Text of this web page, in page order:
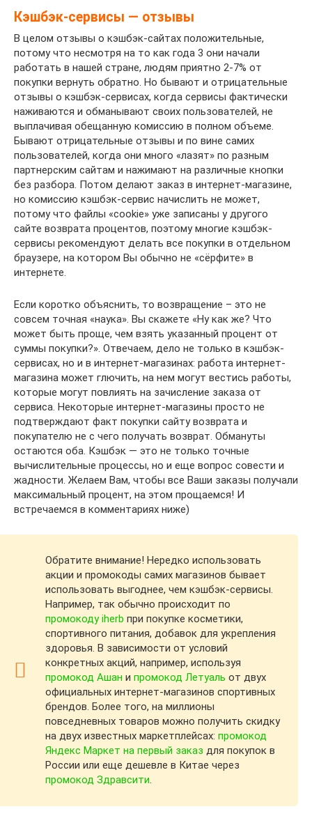
Кэшбэк-сервисы — отзывы
В целом отзывы о кэшбэк-сайтах положительные,
потому что несмотря на то как года 3 они начали
работать в нашей стране, людям приятно 2-7% от
покупки вернуть обратно. Но бывают и отрицательные
отзывы о кэшбэк-сервисах, когда сервисы фактически
наживаются и обманывают своих пользователей, не
выплачивая обещанную комиссию в полном объеме.
Бывают отрицательные отзывы и по вине самих
пользователей, когда они много «лазят» по разным
партнерским сайтам и нажимают на различные кнопки
без разбора. Потом делают заказ в интернет-магазине,
но комиссию кэшбэк-сервис начислить не может,
потому что файлы «cookie» уже записаны у другого
сайте возврата процентов, поэтому многие кэшбэк-
сервисы рекомендуют делать все покупки в отдельном
браузере, на котором Вы обычно не «сёрфите» в
интернете.
Если коротко объяснить, то возвращение – это не
совсем точная «наука». Вы скажете «Ну как же? Что
может быть проще, чем взять указанный процент от
суммы покупки?». Отвечаем, дело не только в кэшбэк-
сервисах, но и в интернет-магазинах: работа интернет-
магазина может глючить, на нем могут вестись работы,
которые могут повлиять на зачисление заказа от
сервиса. Некоторые интернет-магазины просто не
подтверждают факт покупки сайту возврата и
покупателю не с чего получать возврат. Обмануты
остаются оба. Кэшбэк — это не только точные
вычислительные процессы, но и еще вопрос совести и
жадности. Желаем Вам, чтобы все Ваши заказы получали
максимальный процент, на этом прощаемся! И
встречаемся в комментариях ниже)
Обратите внимание! Нередко использовать
акции и промокоды самих магазинов бывает
использовать выгоднее, чем кэшбэк-сервисы.
Например, так обычно происходит по
промокоду iherb при покупке косметики,
спортивного питания, добавок для укрепления
здоровья. В зависимости от условий
конкретных акций, например, используя
промокод Ашан и промокод Летуаль от двух
официальных интернет-магазинов спортивных
брендов. Более того, на миллионы
повседневных товаров можно получить скидку
на двух известных маркетплейсах: промокод
Яндекс Маркет на первый заказ для покупок в
России или еще дешевле в Китае через
промокод Здравсити.